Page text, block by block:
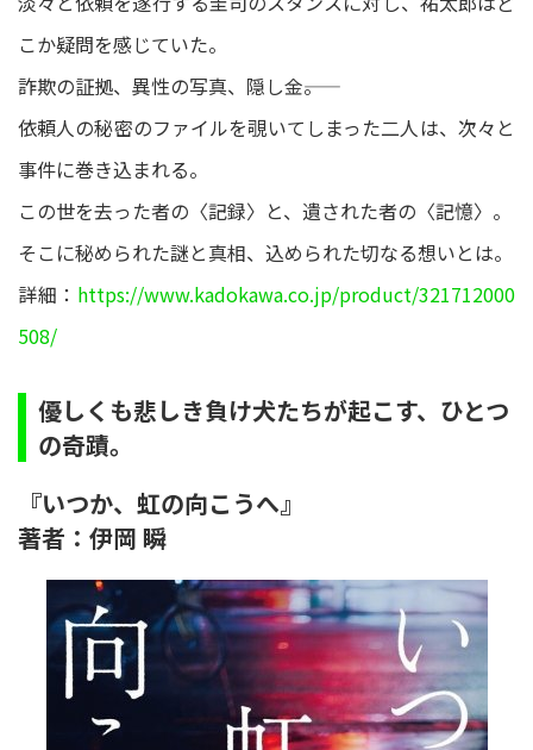
こか疑問を感じていた。
詐欺の証拠、異性の写真、隠し金――。
依頼人の秘密のファイルを覗いてしまった二人は、次々と
事件に巻き込まれる。
この世を去った者の〈記録〉と、遺された者の〈記憶〉。
そこに秘められた謎と真相、込められた切なる想いとは。
詳細： https://www.kadokawa.co.jp/product/321712000
508/
優しくも悲しき負け犬たちが起こす、ひとつ
の奇蹟。
『いつか、虹の向こうへ』
著者：伊岡 瞬